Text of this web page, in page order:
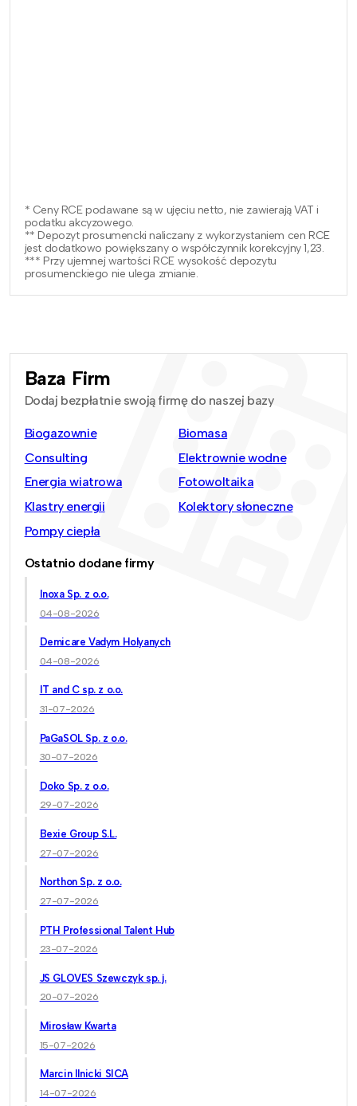
* Ceny RCE podawane są w ujęciu netto, nie zawierają VAT i
podatku akcyzowego.
** Depozyt prosumencki naliczany z wykorzystaniem cen RCE
jest dodatkowo powiększany o współczynnik korekcyjny 1,23.
*** Przy ujemnej wartości RCE wysokość depozytu
prosumenckiego nie ulega zmianie.
Baza Firm
Dodaj bezpłatnie swoją firmę do naszej bazy
Biogazownie
Biomasa
Consulting
Elektrownie wodne
Energia wiatrowa
Fotowoltaika
Klastry energii
Kolektory słoneczne
Pompy ciepła
Ostatnio dodane firmy
Inoxa Sp. z o.o.
04-08-2026
Demicare Vadym Holyanych
04-08-2026
IT and C sp. z o.o.
31-07-2026
PaGaSOL Sp. z o.o.
30-07-2026
Doko Sp. z o.o.
29-07-2026
Bexie Group S.L.
27-07-2026
Northon Sp. z o.o.
27-07-2026
PTH Professional Talent Hub
23-07-2026
JS GLOVES Szewczyk sp. j.
20-07-2026
Mirosław Kwarta
15-07-2026
Marcin Ilnicki SICA
14-07-2026